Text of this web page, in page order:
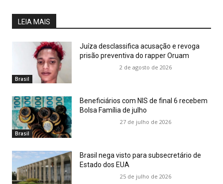
LEIA MAIS
Brasil
Juíza desclassifica acusação e revoga
prisão preventiva do rapper Oruam
2 de agosto de 2026
Brasil
Beneficiários com NIS de final 6 recebem
Bolsa Família de julho
27 de julho de 2026
Brasil nega visto para subsecretário de
Estado dos EUA
25 de julho de 2026